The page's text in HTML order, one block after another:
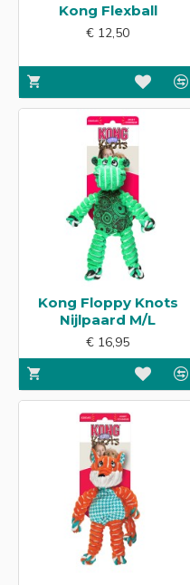
Kong Flexball
€ 12,50
Kong Floppy Knots
Nijlpaard M/L
€ 16,95